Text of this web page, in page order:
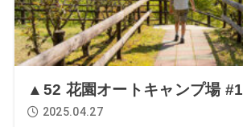
▲52 花園オートキャンプ場 #1
2025.04.27